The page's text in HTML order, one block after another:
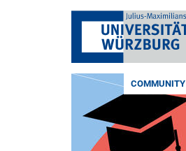
COMMUNITY